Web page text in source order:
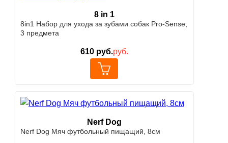
8 in 1
8in1 Набор для ухода за зубами собак Pro-Sense,
3 предмета
610руб.руб.
Nerf Dog
Nerf Dog Мяч футбольный пищащий, 8см